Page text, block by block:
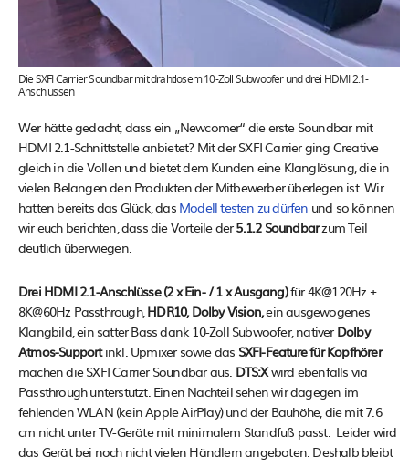
Die SXFI Carrier Soundbar mit drahtlosem 10-Zoll Subwoofer und drei HDMI 2.1-
Anschlüssen
Wer hätte gedacht, dass ein „Newcomer“ die erste Soundbar mit
HDMI 2.1-Schnittstelle anbietet? Mit der SXFI Carrier ging Creative
gleich in die Vollen und bietet dem Kunden eine Klanglösung, die in
vielen Belangen den Produkten der Mitbewerber überlegen ist. Wir
hatten bereits das Glück, das Modell testen zu dürfen und so können
wir euch berichten, dass die Vorteile der5.1.2 Soundbarzum Teil
deutlich überwiegen.
Drei HDMI 2.1-Anschlüsse (2 x Ein- / 1 x Ausgang)für 4K@120Hz +
8K@60Hz Passthrough, HDR10, Dolby Vision,ein ausgewogenes
Klangbild, ein satter Bass dank 10-Zoll Subwoofer, nativer Dolby
Atmos-Supportinkl. Upmixer sowie das SXFI-Feature für Kopfhörer
machen die SXFI Carrier Soundbar aus. DTS:Xwird ebenfalls via
Passthrough unterstützt. Einen Nachteil sehen wir dagegen im
fehlenden WLAN (kein Apple AirPlay) und der Bauhöhe, die mit 7.6
cm nicht unter TV-Geräte mit minimalem Standfuß passt. Leider wird
das Gerät bei noch nicht vielen Händlern angeboten. Deshalb bleibt